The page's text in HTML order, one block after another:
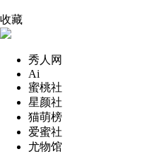
收藏
秀人网
Ai
蜜桃社
星颜社
猫萌榜
爱蜜社
尤物馆